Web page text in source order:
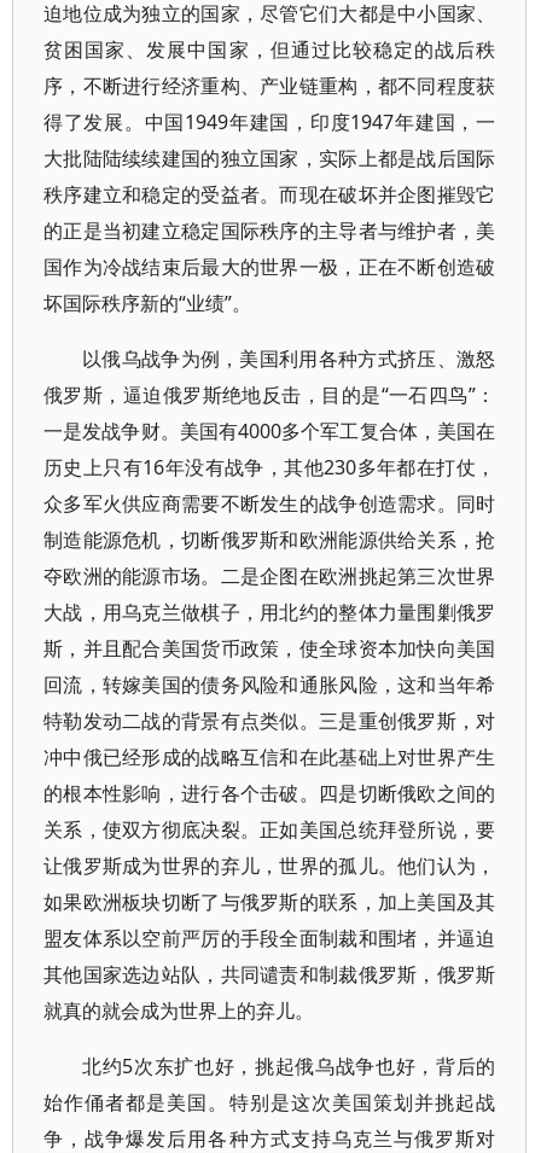
迫地位成为独立的国家，尽管它们大都是中小国家、
贫困国家、发展中国家，但通过比较稳定的战后秩
序，不断进行经济重构、产业链重构，都不同程度获
得了发展。中国1949年建国，印度1947年建国，一
大批陆陆续续建国的独立国家，实际上都是战后国际
秩序建立和稳定的受益者。而现在破坏并企图摧毁它
的正是当初建立稳定国际秩序的主导者与维护者，美
国作为冷战结束后最大的世界一极，正在不断创造破
坏国际秩序新的“业绩”。
以俄乌战争为例，美国利用各种方式挤压、激怒
俄罗斯，逼迫俄罗斯绝地反击，目的是“一石四鸟”：
一是发战争财。美国有4000多个军工复合体，美国在
历史上只有16年没有战争，其他230多年都在打仗，
众多军火供应商需要不断发生的战争创造需求。同时
制造能源危机，切断俄罗斯和欧洲能源供给关系，抢
夺欧洲的能源市场。二是企图在欧洲挑起第三次世界
大战，用乌克兰做棋子，用北约的整体力量围剿俄罗
斯，并且配合美国货币政策，使全球资本加快向美国
回流，转嫁美国的债务风险和通胀风险，这和当年希
特勒发动二战的背景有点类似。三是重创俄罗斯，对
冲中俄已经形成的战略互信和在此基础上对世界产生
的根本性影响，进行各个击破。四是切断俄欧之间的
关系，使双方彻底决裂。正如美国总统拜登所说，要
让俄罗斯成为世界的弃儿，世界的孤儿。他们认为，
如果欧洲板块切断了与俄罗斯的联系，加上美国及其
盟友体系以空前严厉的手段全面制裁和围堵，并逼迫
其他国家选边站队，共同谴责和制裁俄罗斯，俄罗斯
就真的就会成为世界上的弃儿。
北约5次东扩也好，挑起俄乌战争也好，背后的
始作俑者都是美国。特别是这次美国策划并挑起战
争，战争爆发后用各种方式支持乌克兰与俄罗斯对